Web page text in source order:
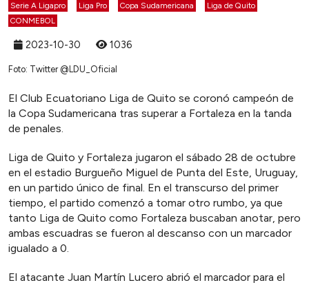
Serie A Ligapro Liga Pro Copa Sudamericana
Liga de Quito
CONMEBOL
2023-10-30 1036
Foto: Twitter @LDU_Oficial
El Club Ecuatoriano Liga de Quito se coronó campeón de
la Copa Sudamericana tras superar a Fortaleza en la tanda
de penales.
Liga de Quito y Fortaleza jugaron el sábado 28 de octubre
en el estadio Burgueño Miguel de Punta del Este, Uruguay,
en un partido único de final. En el transcurso del primer
tiempo, el partido comenzó a tomar otro rumbo, ya que
tanto Liga de Quito como Fortaleza buscaban anotar, pero
ambas escuadras se fueron al descanso con un marcador
igualado a 0.
El atacante Juan Martín Lucero abrió el marcador para el